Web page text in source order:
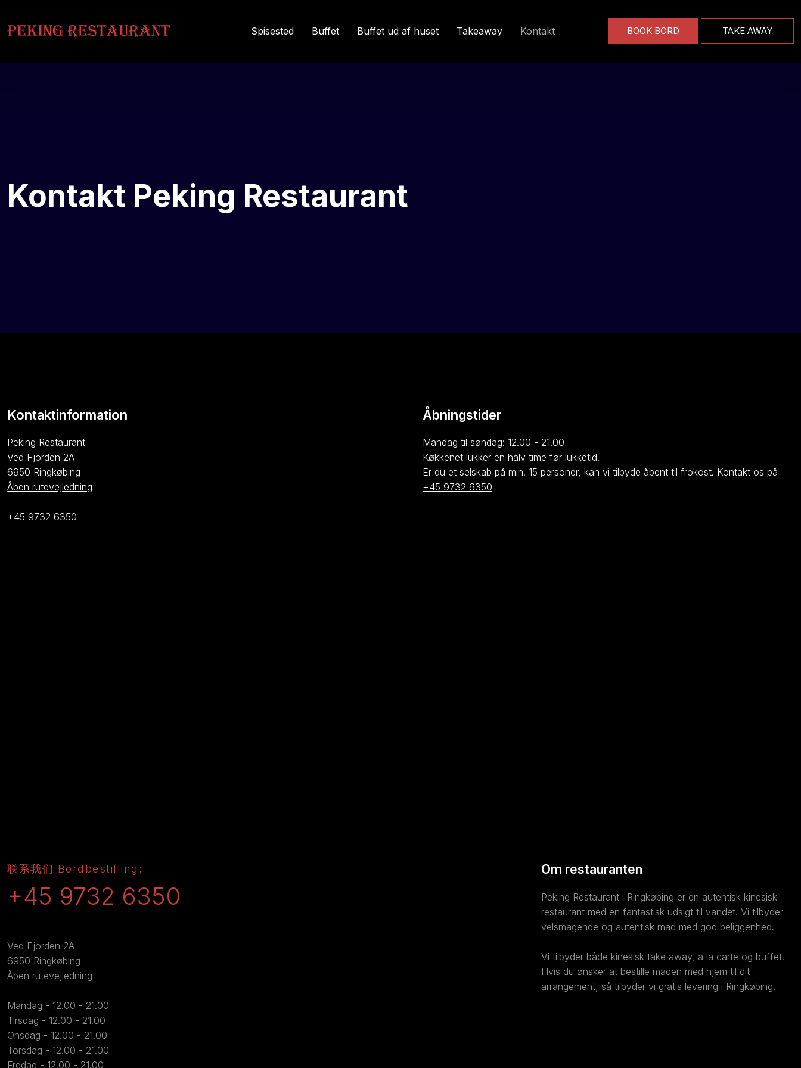
Spisested Buffet Buffet ud af huset Takeaway Kontakt BOOK BORD TAKE AWAY
Kontakt Peking Restaurant​
Kontaktinformation
​Peking Restaurant
Ved Fjorden 2A
6950 Ringkøbing
Åben rutevejledning
+45 9732 6350
Åbningstider
Mandag til søndag: 12.00 - 21.00
Køkkenet lukker en halv time før lukketid.​
Er du et selskab på min. 15 personer, kan vi tilbyde åbent til frokost. Kontakt os på
+45 9732 6350
​联系我们 Bordbestilling:
+45 9732 6350
​Ved Fjorden 2A
6950 Ringkøbing
Åben rutevejledning
Mandag - 12.00 - 21.00
Tirsdag - 12.00 - 21.00
Onsdag - 12.00 - 21.00
Torsdag - 12.00 - 21.00
Fredag - 12.00 - 21.00
Om restauranten
Peking Restaurant i Ringkøbing er en autentisk kinesisk
restaurant med en fantastisk udsigt til vandet. Vi tilbyder
velsmagende og autentisk mad med god beliggenhed.
​Vi tilbyder både kinesisk take away, a la carte og buffet.
Hvis du ønsker at bestille maden med hjem til dit
arrangement, så tilbyder vi gratis levering i Ringkøbing.